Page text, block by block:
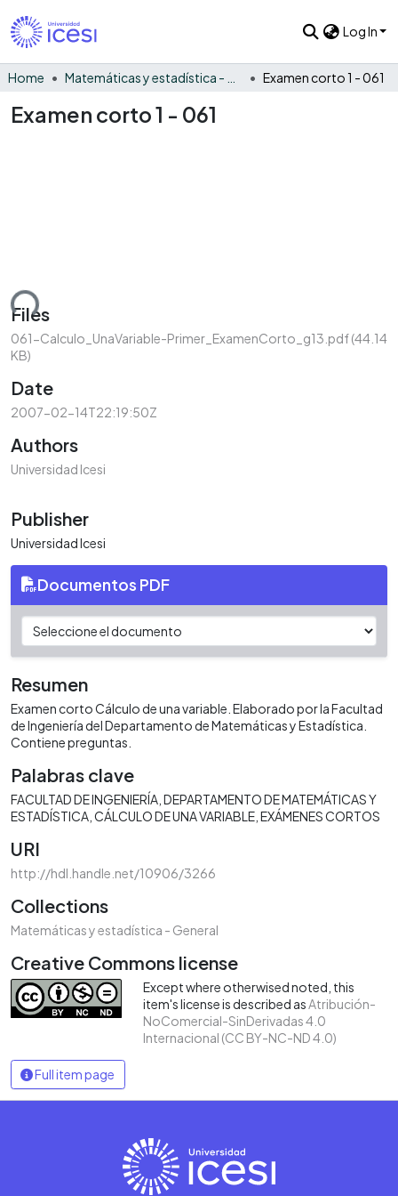
Log In
Home Examen corto 1 - 061
Examen corto 1 - 061
Files
061-Calculo_UnaVariable-Primer_ExamenCorto_g13.pdf(44.14
KB)
Date
2007-02-14T22:19:50Z
Authors
Universidad Icesi
Publisher
Universidad Icesi
Documentos PDF
Resumen
Examen corto Cálculo de una variable. Elaborado por la Facultad
de Ingeniería del Departamento de Matemáticas y Estadística.
Contiene preguntas.
Palabras clave
FACULTAD DE INGENIERÍA DEPARTAMENTO DE MATEMÁTICAS Y
ESTADÍSTICA CÁLCULO DE UNA VARIABLE EXÁMENES CORTOS
URI
http://hdl.handle.net/10906/3266
Collections
Matemáticas y estadística - General
Creative Commons license
Except where otherwised noted, this
item's license is described asAtribución-
NoComercial-SinDerivadas 4.0
Internacional (CC BY-NC-ND 4.0)
Full item page